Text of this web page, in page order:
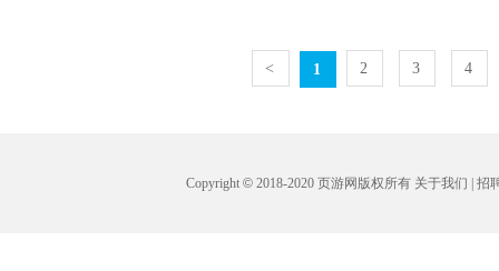
< 1 2 3 4
Copyright© 2018-2020 页游网版权所有 关于我们 |招